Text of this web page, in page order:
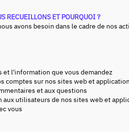
RECUEILLONS ET POURQUOI ?
avons besoin dans le cadre de nos
que vous demandez
nos sites web et
et aux questions
de nos sites web et
vous